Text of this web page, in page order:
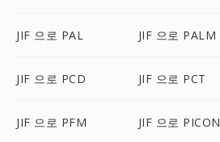
JIF 으로 PAL JIF 으로 PALM
JIF 으로 PCD JIF 으로 PCT
JIF 으로 PFM JIF 으로 PICON